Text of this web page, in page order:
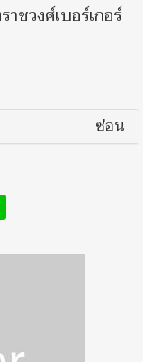
ชวงศ์เบอร์เกอร์
ซ่อน